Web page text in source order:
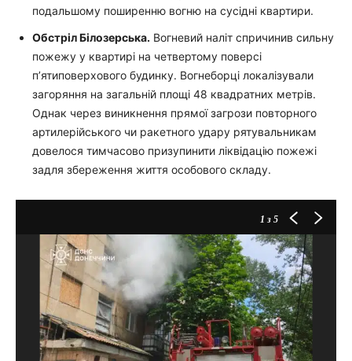
подальшому поширенню вогню на сусідні квартири.
Обстріл Білозерська. Вогневий наліт спричинив сильну
пожежу у квартирі на четвертому поверсі
п’ятиповерхового будинку. Вогнеборці локалізували
загоряння на загальній площі 48 квадратних метрів.
Однак через виникнення прямої загрози повторного
артилерійського чи ракетного удару рятувальникам
довелося тимчасово призупинити ліквідацію пожежі
задля збереження життя особового складу.
1 з 5